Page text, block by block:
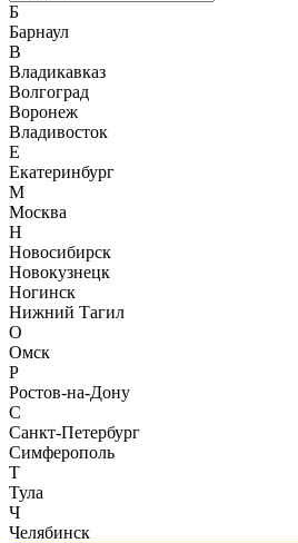
Б
Барнаул
В
Владикавказ
Волгоград
Воронеж
Владивосток
Е
Екатеринбург
М
Москва
Н
Новосибирск
Новокузнецк
Ногинск
Нижний Тагил
О
Омск
Р
Ростов-на-Дону
С
Санкт-Петербург
Симферополь
Т
Тула
Ч
Челябинск